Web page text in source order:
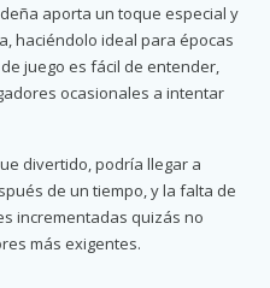
aporta un toque especial y
haciéndolo ideal para épocas
juego es fácil de entender,
ocasionales a intentar
divertido, podría llegar a
de un tiempo, y la falta de
incrementadas quizás no
más exigentes.